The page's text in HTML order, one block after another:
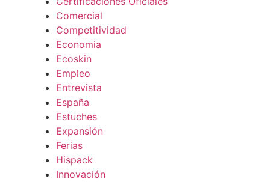
Comercial
Competitividad
Economia
Ecoskin
Empleo
Entrevista
España
Estuches
Expansión
Ferias
Hispack
Innovación